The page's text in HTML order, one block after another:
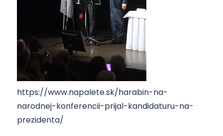
https://www.napalete.sk/harabin-na-
narodnej-konferencii-prijal-kandidaturu-na-
prezidenta/